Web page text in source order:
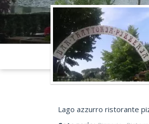
Lago azzurro ristorante